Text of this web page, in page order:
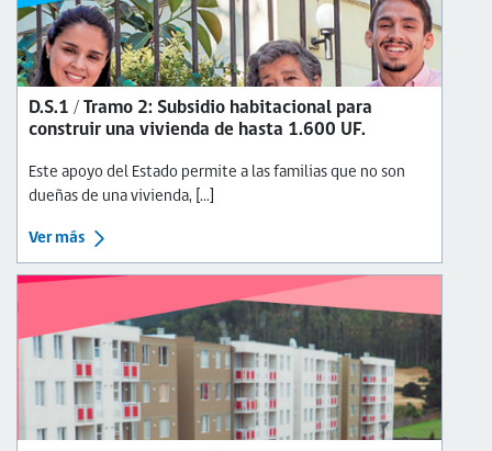
D.S.1 / Tramo 2: Subsidio habitacional para
construir una vivienda de hasta 1.600 UF.
Este apoyo del Estado permite a las familias que no son
dueñas de una vivienda, [...]
Ver más